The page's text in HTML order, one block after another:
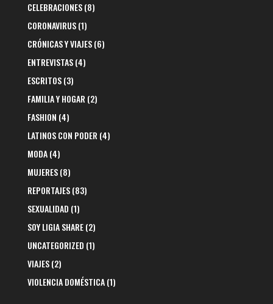
CELEBRACIONES(8)
CORONAVIRUS(1)
CRÓNICAS Y VIAJES(6)
ENTREVISTAS(4)
ESCRITOS(3)
FAMILIA Y HOGAR (2)
FASHION (4)
LATINOS CON PODER (4)
MODA(4)
MUJERES(8)
REPORTAJES(83)
SEXUALIDAD (1)
SOY LIGIA SHARE(2)
UNCATEGORIZED (1)
VIAJES(2)
VIOLENCIA DOMÉSTICA(1)